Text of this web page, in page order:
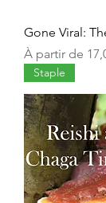
Gone Viral:
À partir de
Prix
Staple